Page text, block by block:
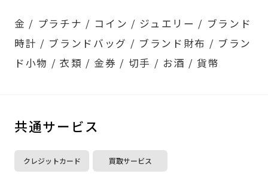
金 / プラチナ / コイン / ジュエリー / ブランド
時計 / ブランドバッグ / ブランド財布 / ブラン
ド小物 / 衣類 / 金券 / 切手 / お酒 / 貨幣
共通サービス
クレジットカード 買取サービス